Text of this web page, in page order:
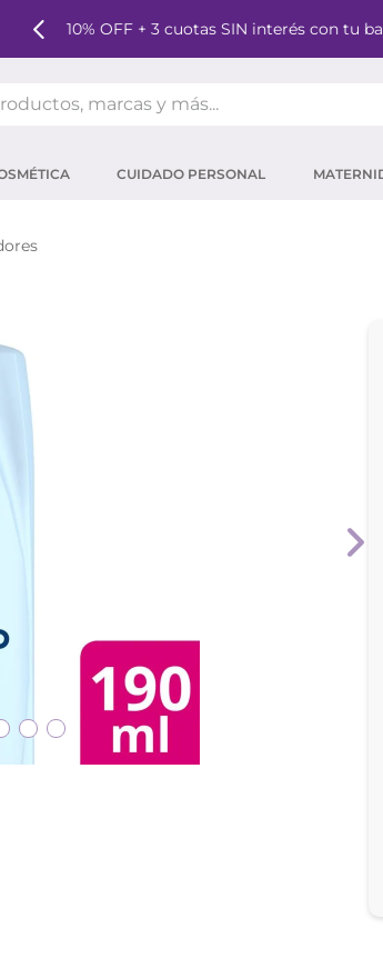
10% OFF + 3 cuotas SIN interés con tu
CUIDADO PERSONAL